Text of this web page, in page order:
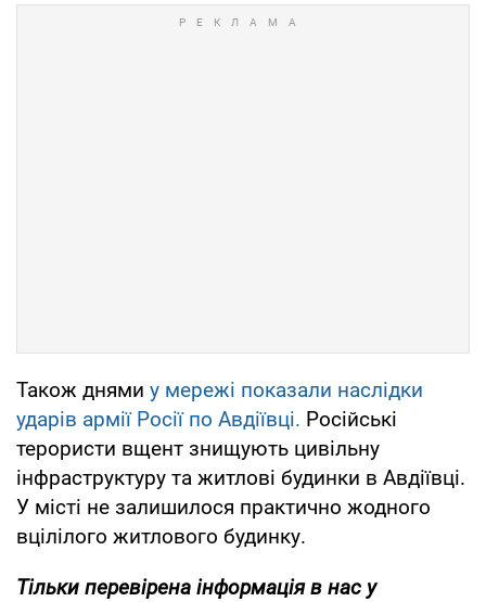
Також днями у мережі показали наслідки
ударів армії Росії по Авдіївці. Російські
терористи вщент знищують цивільну
інфраструктуру та житлові будинки в Авдіївці.
У місті не залишилося практично жодного
вцілілого житлового будинку.
Тільки перевірена інформація в нас у